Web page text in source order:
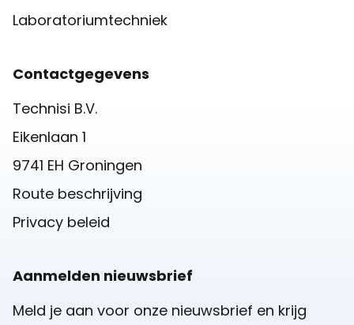
Laboratoriumtechniek
Contactgegevens
Technisi B.V.
Eikenlaan 1
9741 EH Groningen
Route beschrijving
Privacy beleid
Aanmelden nieuwsbrief
Meld je aan voor onze nieuwsbrief en krijg